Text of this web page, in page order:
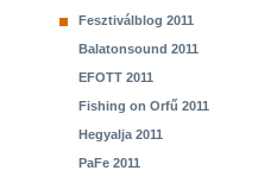
Fesztiválblog 2011
Balatonsound 2011
EFOTT 2011
Fishing on Orfű 2011
Hegyalja 2011
PaFe 2011